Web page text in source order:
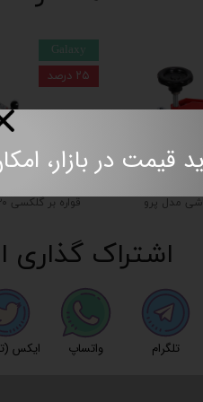
Galaxy
۲۵ درصد
مدل پرو
تلگرام واتساپ ایکس
اشتراک
در بازار،